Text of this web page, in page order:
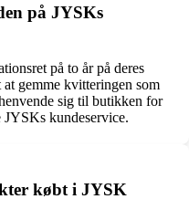
på JYSKs
på to år på deres
gemme kvitteringen som
sig til butikken for
JYSKs kundeservice.
købt i JYSK